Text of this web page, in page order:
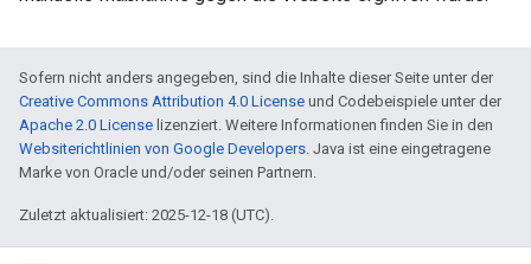
Sofern nicht anders angegeben, sind die Inhalte dieser Seite unter der
Creative Commons Attribution 4.0 License und Codebeispiele unter der
Apache 2.0 License lizenziert. Weitere Informationen finden Sie in den
Websiterichtlinien von Google Developers. Java ist eine eingetragene
Marke von Oracle und/oder seinen Partnern.
Zuletzt aktualisiert: 2025-12-18 (UTC).